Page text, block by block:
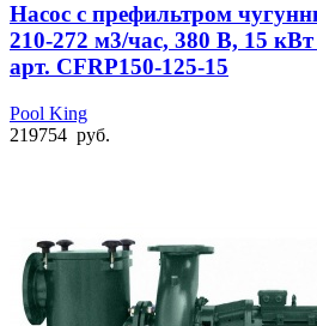
Насос с префильтром
210-272 м3/час, 380 В, 15
арт. CFRP150-125-15
Pool King
219754 руб.